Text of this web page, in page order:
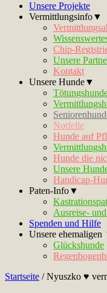
Unsere Projekte
Vermittlungsinfo▼
Chip-
Unsere
Kontakt
Unsere Hunde▼
Notfelle
Hunde auf
Hunde die
Unsere
Handicap-
Paten-Info▼
Ausreise-
Spenden und Hilfe
Unsere ehemaligen
Glückshunde
Startseite /Nyuszko ♥